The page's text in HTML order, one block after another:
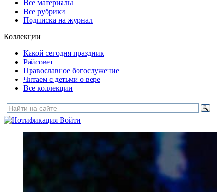
Все материалы
Все рубрики
Подписка на журнал
Коллекции
Какой сегодня праздник
Райсовет
Православное богослужение
Читаем с детьми о вере
Все коллекции
Войти